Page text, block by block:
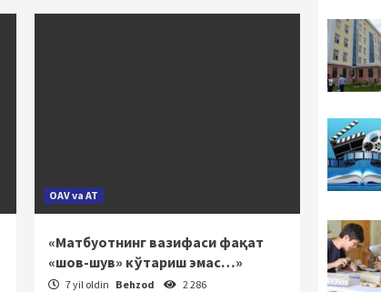
OAV va AT
«Матбуотнинг вазифаси фақат
«шов-шув» кўтариш эмас…»
7 yil oldin Behzod 2 286